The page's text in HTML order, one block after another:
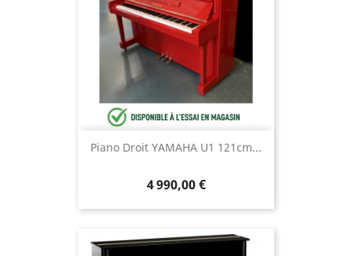
Piano Droit YAMAHA U1 121cm...
4 990,00 €